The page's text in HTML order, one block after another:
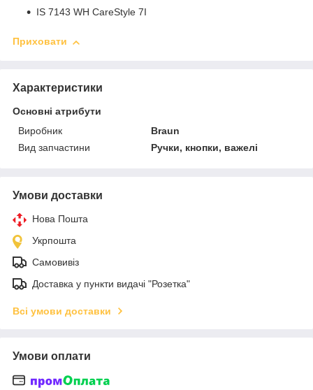
IS 7143 WH CareStyle 7I
Приховати
Характеристики
Основні атрибути
Виробник
Braun
Вид запчастини
Ручки, кнопки, важелі
Умови доставки
Нова Пошта
Укрпошта
Самовивіз
Доставка у пункти видачі "Розетка"
Всі умови доставки
Умови оплати